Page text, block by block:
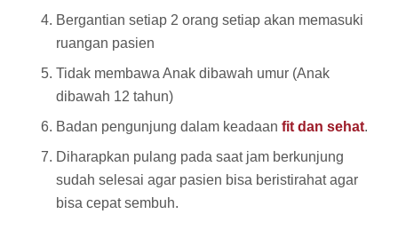
Bergantian setiap 2 orang setiap akan memasuki
ruangan pasien
Tidak membawa Anak dibawah umur (Anak
dibawah 12 tahun)
Badan pengunjung dalam keadaan fit dan sehat.
Diharapkan pulang pada saat jam berkunjung
sudah selesai agar pasien bisa beristirahat agar
bisa cepat sembuh.